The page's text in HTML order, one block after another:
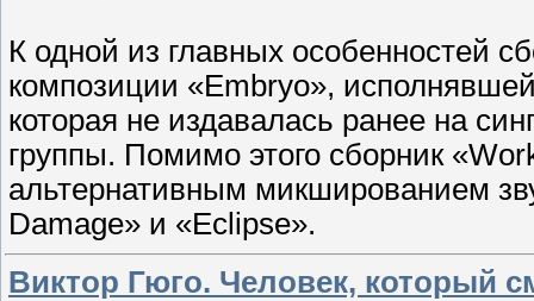
К одной из главных особенностей
композиции «Embryo»,
которая не издавалась ранее на
группы. Помимо этого сборник
альтернативным микшированием
Damage» и «Eclipse».
Виктор Гюго. Человек, который